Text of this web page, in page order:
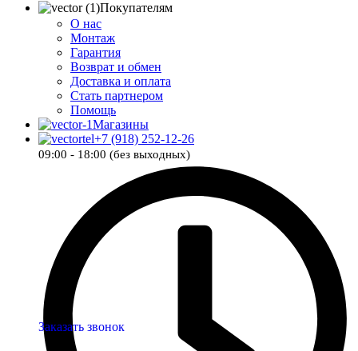
Покупателям
О нас
Монтаж
Гарантия
Возврат и обмен
Доставка и оплата
Стать партнером
Помощь
Магазины
+7 (918) 252-12-26
09:00 - 18:00 (без выходных)
Заказать звонок